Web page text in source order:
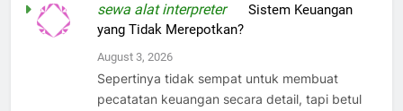
sewa alat interpreteronSistem Keuangan
yang Tidak Merepotkan?
August 3, 2026
Sepertinya tidak sempat untuk membuat
pecatatan keuangan secara detail, tapi betul